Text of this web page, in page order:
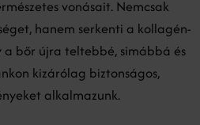
vonásait. Nemcsak
hanem serkenti a kollagén-
a bőr újra teltebbé, simábbá és
kizárólag biztonságos,
alkalmazunk.